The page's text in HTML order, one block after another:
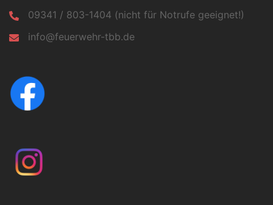
09341 / 803-1404 (nicht für Notrufe geeignet!)
info@feuerwehr-tbb.de